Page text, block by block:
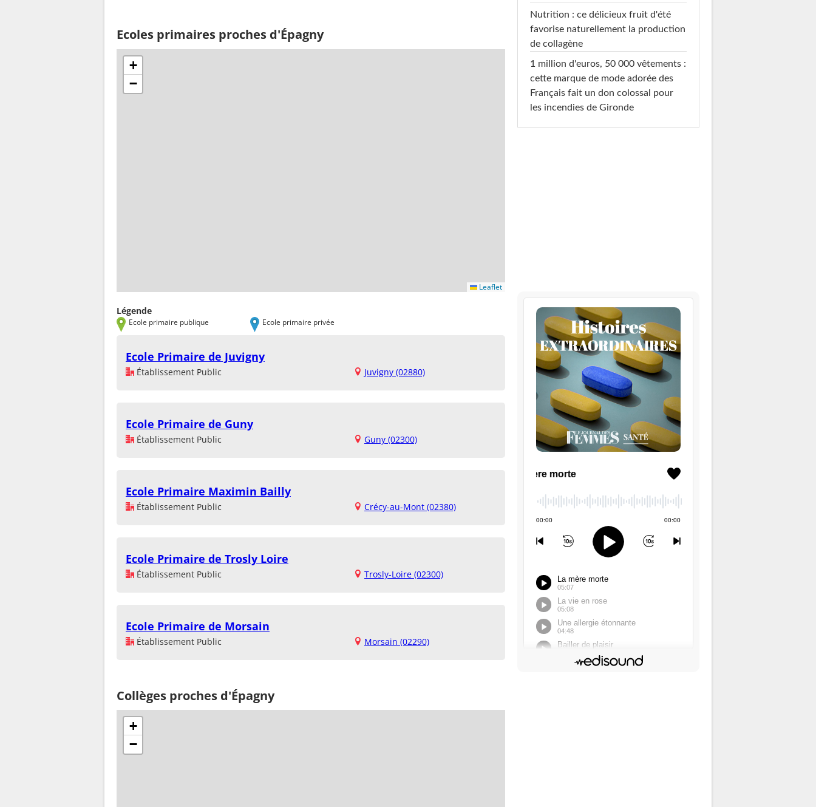
Ecoles primaires proches d'Épagny
+
−
Leaflet
Légende
Ecole primaire publique Ecole primaire privée
Ecole Primaire de Juvigny
Établissement Public Juvigny (02880)
Ecole Primaire de Guny
Établissement Public Guny (02300)
Ecole Primaire Maximin Bailly
Établissement Public Crécy-au-Mont (02380)
Ecole Primaire de Trosly Loire
Établissement Public Trosly-Loire (02300)
Ecole Primaire de Morsain
Établissement Public Morsain (02290)
Collèges proches d'Épagny
+
−
Nutrition : ce délicieux fruit d'été
favorise naturellement la production
de collagène
1 million d'euros, 50 000 vêtements :
cette marque de mode adorée des
Français fait un don colossal pour
les incendies de Gironde